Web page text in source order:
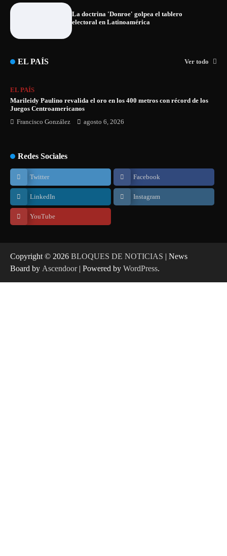
La doctrina 'Donroe' golpea el tablero
electoral en Latinoamérica
EL PAÍS Ver todo
EL PAÍS
Marileidy Paulino revalida el oro en los 400 metros con récord de los
Juegos Centroamericanos
Francisco González agosto 6, 2026
Redes Sociales
Twitter Facebook
LinkedIn Instagram
YouTube
Copyright © 2026 BLOQUES DE NOTICIAS | News
Board by Ascendoor| Powered by WordPress.